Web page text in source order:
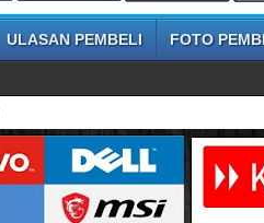
ULASAN PEMBELI FOTO